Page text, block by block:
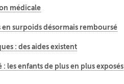
médicale
en surpoids désormais remboursé
: des aides existent
les enfants de plus en plus exposés